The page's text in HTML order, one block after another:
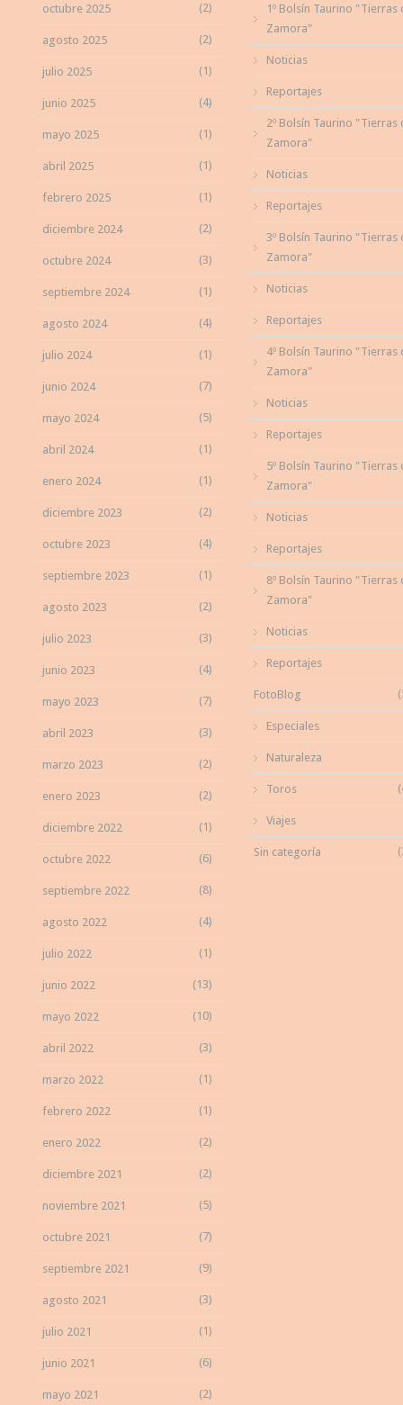
octubre 2025 (2)
agosto 2025 (2)
julio 2025 (1)
junio 2025 (4)
mayo 2025 (1)
abril 2025 (1)
febrero 2025 (1)
diciembre 2024 (2)
octubre 2024 (3)
septiembre 2024 (1)
agosto 2024 (4)
julio 2024 (1)
junio 2024 (7)
mayo 2024 (5)
abril 2024 (1)
enero 2024 (1)
diciembre 2023 (2)
octubre 2023 (4)
septiembre 2023 (1)
agosto 2023 (2)
julio 2023 (3)
junio 2023 (4)
mayo 2023 (7)
abril 2023 (3)
marzo 2023 (2)
enero 2023 (2)
diciembre 2022 (1)
octubre 2022 (6)
septiembre 2022 (8)
agosto 2022 (4)
julio 2022 (1)
junio 2022 (13)
mayo 2022 (10)
abril 2022 (3)
marzo 2022 (1)
febrero 2022 (1)
enero 2022 (2)
diciembre 2021 (2)
noviembre 2021 (5)
octubre 2021 (7)
septiembre 2021 (9)
agosto 2021 (3)
julio 2021 (1)
junio 2021 (6)
mayo 2021 (2)
1º Bolsín Taurino "Tierras
Zamora"
Noticias
Reportajes
2º Bolsín Taurino "Tierras
Zamora"
Noticias
Reportajes
3º Bolsín Taurino "Tierras
Zamora"
Noticias
Reportajes
4º Bolsín Taurino "Tierras
Zamora"
Noticias
Reportajes
5º Bolsín Taurino "Tierras
Zamora"
Noticias
Reportajes
8º Bolsín Taurino "Tierras
Zamora"
Noticias
Reportajes
FotoBlog
Especiales
Naturaleza
Toros
Viajes
Sin categoría